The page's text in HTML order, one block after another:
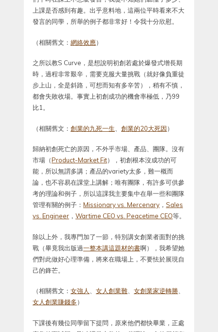
上課是否感到有趣。出乎意料地，這兩位平時看來不大
發言的同學，所舉的例子都非常好！令我十分欣慰。
（相關舊文： 網絡效應）
之所以教S Curve，是想說明初創若處於爆發式增長期
時，過程非常艱辛，需要克服大量挑戰（就好像負重徒
步上山，全是斜路，可想而知有多辛苦），稍有不慎，
都會失敗收場。事實上初創成功的機會率極低，乃99
比1。
（相關舊文： 創業的九死一生 創業的20大死因）
歸納初創死亡的原因，不外乎市場、產品、團隊。沒有
市場（Product-Market Fit），初創根本沒成功的可
能，所以無謂多講；產品的variety太多，難一概而
論，也不容易在課堂上講解；唯有團隊，有許多可供參
考的理論和例子，所以這課我主要集中在舉一些和團隊
管理有關的例子： Missionary vs. Mercenary ， Sales
vs. Engineer ， Wartime CEO vs. Peacetime CEO等。
除以上外，我專門加了一節，特別講女創業者面對的挑
戰（畢竟我出版過一整本講這題材的書啊），我希望她
們對此做好心理準備，將來在職場上，不要怯於展現自
己的鋒芒。
（相關舊文： 女強人 女人創業難 女創業家逆轉勝
女人創業賺錢多）
下課後有幾位同學留下提問，原來他們都快畢業，正處